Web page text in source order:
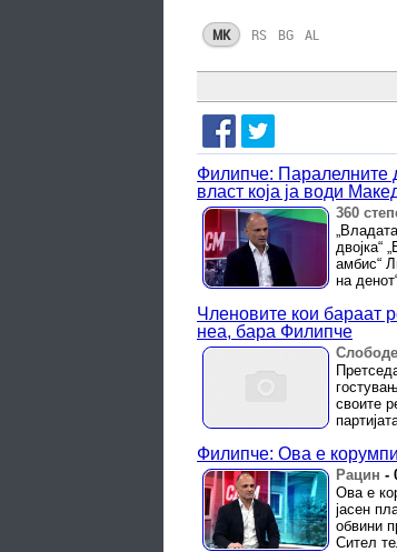
MK RS BG AL
Филипче: Паралелните
власт која ја води
360
двојка“
амбис“
на
Членовите кои бараат
неа, бара Филипче
своите
Филипче: Ова е
Рацин -
Ова е
јасен
обвини
Сител